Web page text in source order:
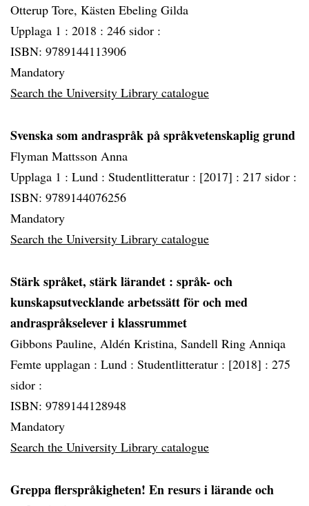
Otterup Tore, Kästen Ebeling Gilda
Upplaga 1 : 2018 : 246 sidor :
ISBN: 9789144113906
Mandatory
Search the University Library catalogue
Svenska som andraspråk på språkvetenskaplig grund
Flyman Mattsson Anna
Upplaga 1 : Lund : Studentlitteratur : [2017] : 217 sidor :
ISBN: 9789144076256
Mandatory
Search the University Library catalogue
Stärk språket, stärk lärandet : språk- och
kunskapsutvecklande arbetssätt för och med
andraspråkselever i klassrummet
Gibbons Pauline, Aldén Kristina, Sandell Ring Anniqa
Femte upplagan : Lund : Studentlitteratur : [2018] : 275
sidor :
ISBN: 9789144128948
Mandatory
Search the University Library catalogue
Greppa flerspråkigheten! En resurs i lärande och